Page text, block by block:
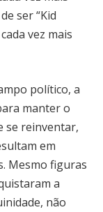
ser “Kid
vez mais
político, a
manter o
se reinventar,
em
Mesmo figuras
a
não